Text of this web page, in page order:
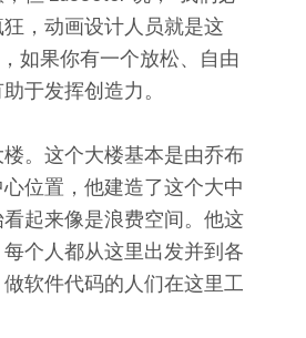
，动画设计人员就是这
如果你有一个放松、自由
于发挥创造力。
。这个大楼基本是由乔布
位置，他建造了这个大中
起来像是浪费空间。他这
个人都从这里出发并到各
软件代码的人们在这里工